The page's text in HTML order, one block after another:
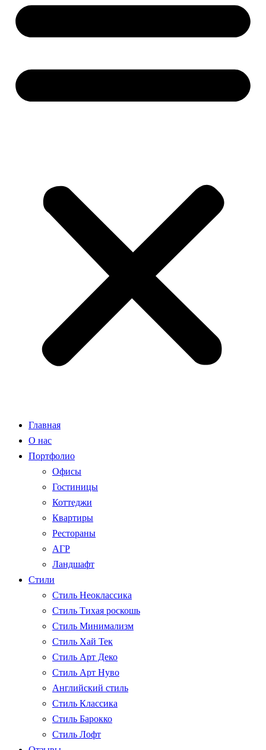
Главная
О нас
Портфолио
Офисы
Гостиницы
Коттеджи
Квартиры
Рестораны
АГР
Ландшафт
Стили
Стиль Неоклассика
Стиль Тихая роскошь
Стиль Минимализм
Стиль Хай Тек
Стиль Арт Деко
Стиль Арт Нуво
Английский стиль
Стиль Классика
Стиль Барокко
Стиль Лофт